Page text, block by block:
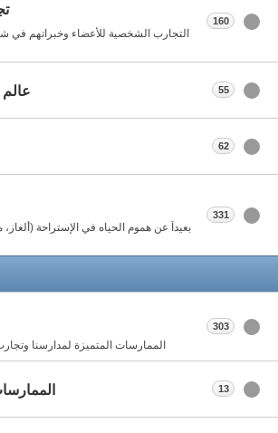
التجارب الشخصية للأعضاء وخبراتهم في
160
عالم 55
62
بعيداً عن هموم الحياه في الإستراحة
331
الممارسات المتميزة لمدارسنا
303
13